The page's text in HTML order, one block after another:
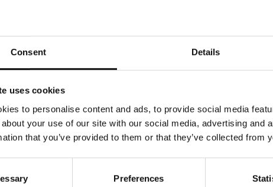
Consent Details
uses cookies
to personalise content and ads, to provide social media
your use of our site with our social media, advertising and
that you’ve provided to them or that they’ve collected from
Preferences